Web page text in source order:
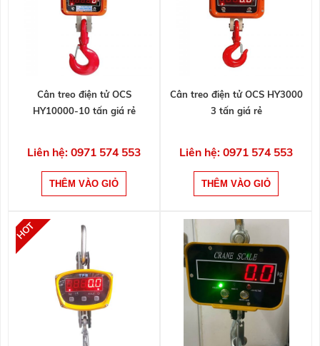
Cân treo điện tử OCS
HY10000-10 tấn giá rẻ
Liên hệ: 0971 574 553
Cân treo điện tử OCS HY3000
3 tấn giá rẻ
Liên hệ: 0971 574 553